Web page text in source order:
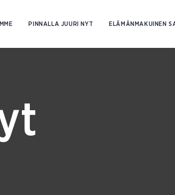
PINNALLA JUURI NYT ELÄMÄNMAKUINEN